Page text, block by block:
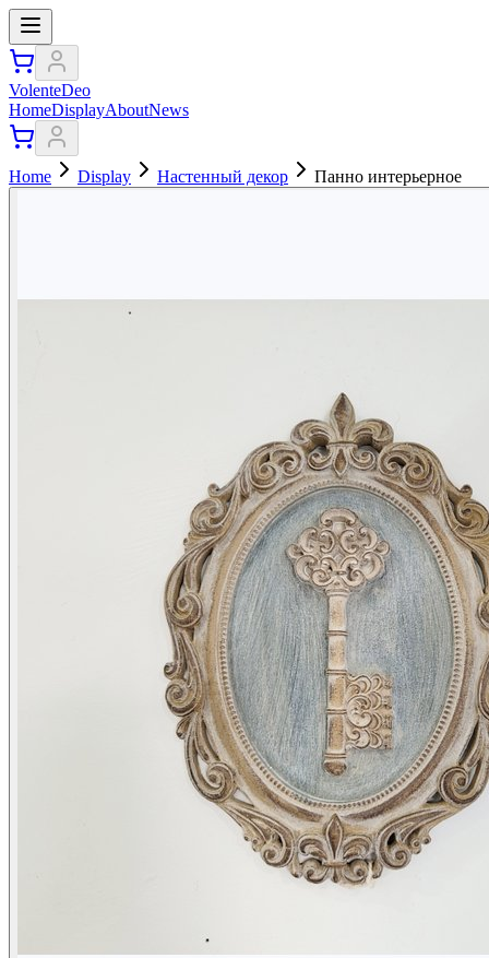
VolenteDeo
HomeDisplayAboutNews
Home Display Настенный декор Панно интерьерное